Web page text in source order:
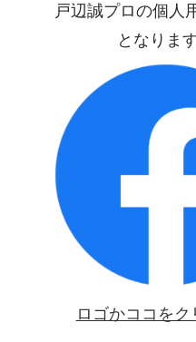
戸辺誠プロの個人
となります
ロゴかココをク